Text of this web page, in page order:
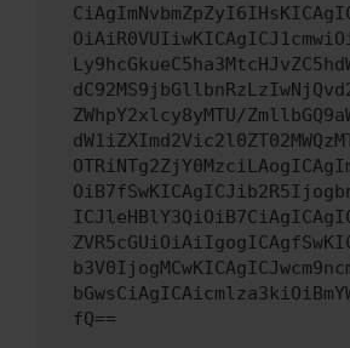
ZWhpY2xlcy8yMTU/
fQ==